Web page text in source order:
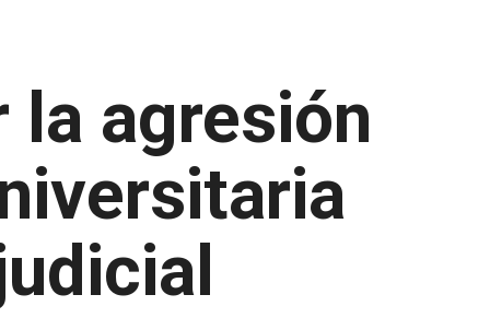
agresión